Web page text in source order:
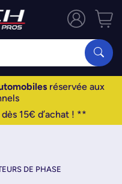
réservée aux
dès 15€ d’achat ! **
DE PHASE